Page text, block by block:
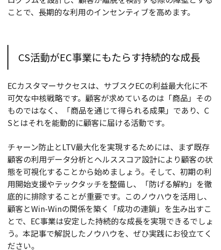
ことで、長期的な利用のインセンティブを高めます。
CS活動がEC事業にもたらす持続的な成長
ECカスタマーサクセスは、サブスクECの利益最大化に不
可欠な中核戦略です。顧客が求めているのは「商品」その
ものではなく、「商品を通じて得られる成果」であり、C
Sとはそれを能動的に顧客に届ける活動です。
チャーン防止とLTV最大化を実現するためには、まず既存
顧客の利用データ分析とヘルススコア設計により顧客の状
態を可視化することから始めましょう。そして、初期の利
用開始支援やテックタッチを整備し、「防げる解約」を徹
底的に排除することが重要です。このノウハウを活用し、
顧客とWin-Winの関係を築く「成功の連鎖」を生み出すこ
とで、EC事業は安定した持続的な成長を実現できるでしょ
う。本記事で解説したノウハウを、ぜひ実践にお役立てく
ださい。